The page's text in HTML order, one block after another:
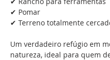
✔ Pomar
✔ Terreno totalmente
Um verdadeiro refúgio em
natureza, ideal para quem